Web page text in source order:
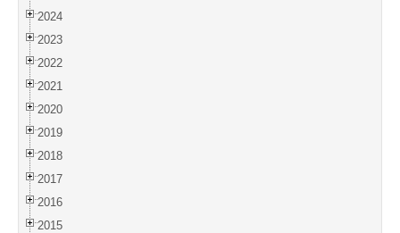
2024
2023
2022
2021
2020
2019
2018
2017
2016
2015